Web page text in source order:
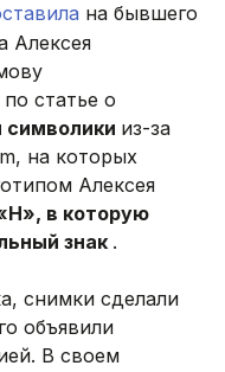
на бывшего
Алексея
статье о
символики из-за
на которых
Алексея
в которую
знак .
снимки сделали
объявили
В своем